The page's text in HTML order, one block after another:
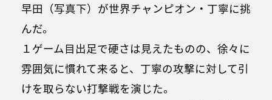
早田（写真下）が世界チャンピオン・丁寧に挑
んだ。
１ゲーム目出足で硬さは見えたものの、徐々に
雰囲気に慣れて来ると、丁寧の攻撃に対して引
けを取らない打撃戦を演じた。